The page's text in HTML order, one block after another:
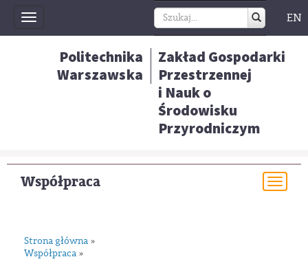
Toggle
navigation
EN
Politechnika
Warszawska
Zakład Gospodarki
Przestrzennej
i Nauk o
Środowisku
Przyrodniczym
Współpraca
Strona główna »
Współpraca »